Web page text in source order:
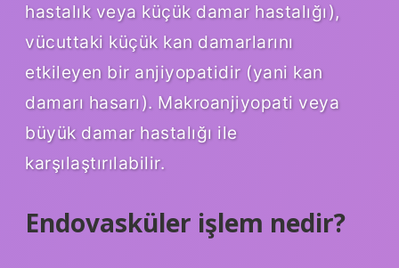
hastalık veya küçük damar hastalığı),
vücuttaki küçük kan damarlarını
etkileyen bir anjiyopatidir (yani kan
damarı hasarı). Makroanjiyopati veya
büyük damar hastalığı ile
karşılaştırılabilir.
Endovasküler işlem nedir?